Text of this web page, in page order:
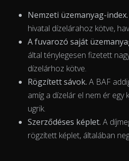
The chart has 1 X axis
Nemzeti üzemanyag-index.
hivatal dízelárahoz kötve,
A fuvarozó saját
által ténylegesen fizetett
dízelárhoz kötve.
Rögzített sávok. A BAF
amíg a dízelár el nem ér egy
ugrik.
Szerződéses képlet. A
rögzített képlet, általában